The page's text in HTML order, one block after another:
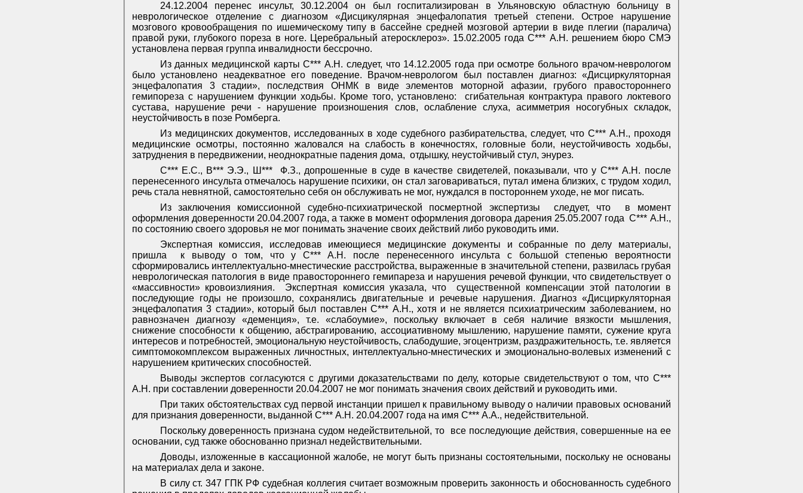
24.12.2004 перенес инсульт, 30.12.2004 он был госпитализирован в Ульяновскую областную больницу в
неврологическое отделение с диагнозом «Дисцикулярная энцефалопатия третьей степени. Острое нарушение
мозгового кровообращения по ишемическому типу в бассейне средней мозговой артерии в виде плегии (паралича)
правой руки, глубокого пореза в ноге. Церебральный атеросклероз». 15.02.2005 года С*** А.Н. решением бюро СМЭ
установлена первая группа инвалидности бессрочно.
Из данных медицинской карты С*** А.Н. следует, что 14.12.2005 года при осмотре больного врачом-неврологом
было установлено неадекватное его поведение. Врачом-неврологом был поставлен диагноз: «Дисциркуляторная
энцефалопатия 3 стадии», последствия ОНМК в виде элементов моторной афазии, грубого правостороннего
гемипореза с нарушением функции ходьбы. Кроме того, установлено:
сгибательная контрактура правого локтевого
сустава, нарушение речи - нарушение произношения слов, ослабление слуха, асимметрия носогубных складок,
неустойчивость в позе Ромберга.
Из медицинских документов, исследованных в ходе судебного разбирательства, следует, что С*** А.Н., проходя
медицинские осмотры, постоянно жаловался на слабость в конечностях, головные боли, неустойчивость ходьбы,
затруднения в передвижении, неоднократные падения дома, отдышку, неустойчивый стул, энурез.
С*** Е.С., В*** Э.Э., Ш***
Ф.З., допрошенные в суде в качестве свидетелей, показывали, что у С*** А.Н. после
перенесенного инсульта отмечалось нарушение психики, он стал заговариваться, путал имена близких, с трудом ходил,
речь стала невнятной, самостоятельно себя он обслуживать не мог, нуждался в постороннем уходе, не мог писать.
Из заключения комиссионной судебно-психиатрической посмертной экспертизы
следует, что
в момент
оформления доверенности 20.04.2007 года, а также в момент оформления договора дарения 25.05.2007 года С*** А.Н.,
по состоянию своего здоровья не мог понимать значение своих действий либо руководить ими.
Экспертная комиссия, исследовав имеющиеся медицинские документы и собранные по делу материалы,
пришла
к выводу о том, что у С*** А.Н. после перенесенного инсульта с большой степенью вероятности
сформировались интеллектуально-мнестические расстройства, выраженные в значительной степени, развилась грубая
неврологическая патология в виде правостороннего гемипареза и нарушения речевой функции, что свидетельствует о
«массивности» кровоизлияния.
Экспертная комиссия указала, что
существенной компенсации этой патологии в
последующие годы не произошло, сохранялись двигательные и речевые нарушения. Диагноз «Дисциркуляторная
энцефалопатия 3 стадии», который был поставлен С*** А.Н., хотя и не является психиатрическим заболеванием, но
равнозначен диагнозу «деменция», т.е. «слабоумие», поскольку включает в себя наличие вязкости мышления,
снижение способности к общению, абстрагированию, ассоциативному мышлению, нарушение памяти, сужение круга
интересов и потребностей, эмоциональную неустойчивость, слабодушие, эгоцентризм, раздражительность, т.е. является
симптомокомплексом выраженных личностных, интеллектуально-мнестических и эмоционально-волевых изменений с
нарушением критических способностей.
Выводы экспертов согласуются с другими доказательствами по делу, которые свидетельствуют о том, что С***
А.Н. при составлении доверенности 20.04.2007 не мог понимать значения своих действий и руководить ими.
При таких обстоятельствахсуд первой инстанции пришел к правильному выводу о наличии правовых оснований
для признания доверенности, выданной С*** А.Н. 20.04.2007 года на имя С*** А.А., недействительной.
Поскольку доверенность признана судом недействительной, то
все последующие действия, совершенные на ее
основании, суд также обоснованно признал недействительными.
Доводы, изложенные в кассационной жалобе, не могут быть признаны состоятельными, поскольку не основаны
на материалах дела и законе.
В силу ст. 347 ГПК РФ судебная коллегия считает возможным проверить законность и обоснованность судебного